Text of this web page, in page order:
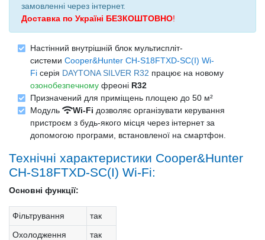
замовленні через інтернет.
Доставка по Україні БЕЗКОШТОВНО!
Настінний внутрішній блок мультиспліт-
системи Cooper&Hunter CH-S18FTXD-SC(I) Wi-
Fi серія DAYTONA SILVER R32 працює на новому
озонобезпечному фреоні R32
Призначений для приміщень площею до 50 м²
Модуль
Wi-Fi дозволяє організувати керування
пристроєм з будь-якого місця через інтернет за
допомогою програми, встановленої на смартфон.
Технічні характеристики Cooper&Hunter
CH-S18FTXD-SC(I) Wi-Fi:
Основні функції:
Фільтрування
так
Охолодження
так